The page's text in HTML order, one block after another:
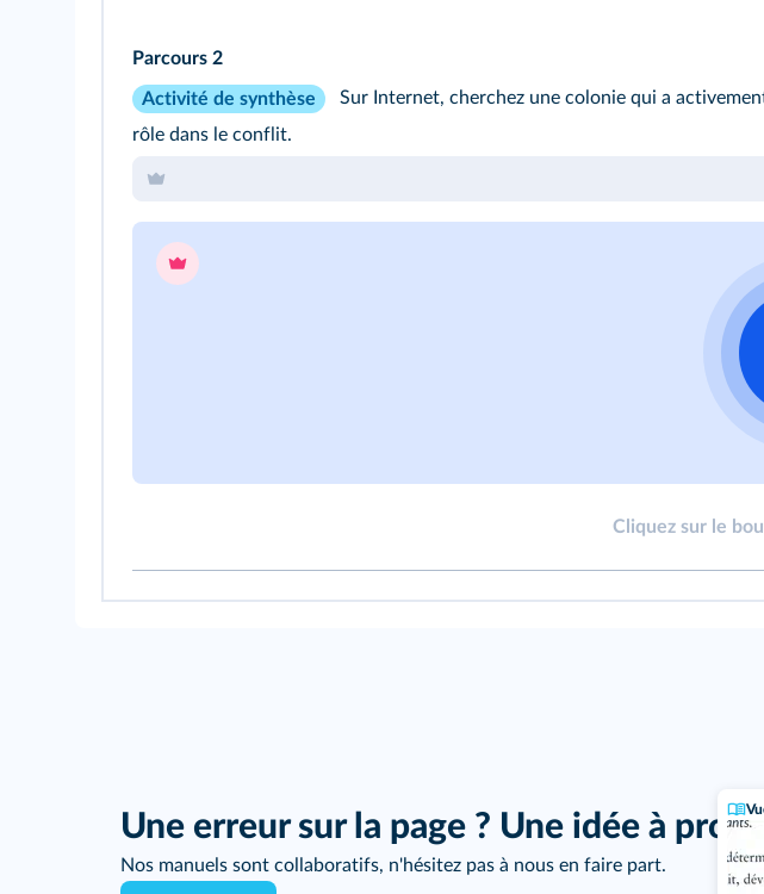
Parcours 2
Activité de synthèse
Sur Internet, cherchez une colonie qui a
rôle dans le conflit.
Cliquez sur le
Une erreur sur la page ? Une idée à
Nos manuels sont collaboratifs, n'hésitez pas à nous en faire part.